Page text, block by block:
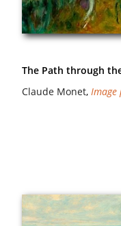
The Path through
Claude Monet, Image